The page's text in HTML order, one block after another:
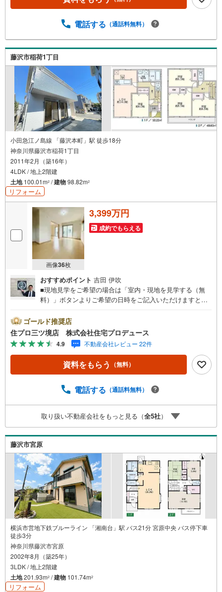
い合わせください。※必ずYahoo！ JAPAN IDでログインし
ません。有効期限は付与日から60日です。ーーーーーーー
市銀行利率/年利 0.95％（変動金利）※上記金利は 2026年8
月時点 のものであり、実際の適用金利は融資実行時のもの
となります。金利情勢により表記の返済額と異なる場合が
あります。ーーーーーーーーーーーーーーーーーーーー
電話する （通話料無料）
藤沢市稲荷1丁目
小田急江ノ島線 「藤沢本町」駅 徒歩18分
神奈川県藤沢市稲荷1丁目
2011年2月（築16年）
4LDK / 地上2階建
土地100.01m2 /建物98.82m2
リフォーム
画像36枚
3,399万円
成約でもらえる
おすすめポイント 吉田 伊吹
■現地見学をご希望の場合は「室内・現地を見学する（無
料）」ボタンよりご希望の日時をご記入いただけますとス
リアに強い！ 住プロは、藤沢市・綾瀬市エリアの不動産売
買専門会社です！最新物件情報や当社限定で販売する物件
情報も多数ございますので、お気軽にお問合せ下さい！ ----
---------- 弊社独自の住宅ローン提案システム 弊社ではファ
イナンシャル専門スタッフによる【丁寧な資金アドバイ
ス】【ファイナンシャルプラン提案書の作成】を随時行っ
ローン残高】【住宅購入者だけが加入できる無料の生命保
多くなる【教育費】住宅を買った後から始まる【住宅ロー
ン返済】65歳以上から必要になる【老後の費用負担】住宅
探しの【このタイミング】で不安な部分を明確にしていき
ませんか？？ --------------
ゴールド推奨店
住プロ三ツ境店 株式会社住宅プロデュース
4.9 不動産会社レビュー 22件
資料をもらう （無料）
電話する （通話料無料）
取り扱い不動産会社をもっと見る（全5社）
藤沢市宮原
横浜市営地下鉄ブルーライン 「湘南台」駅 バス21分 宮原中央 バス停下車
徒歩3分
神奈川県藤沢市宮原
2002年8月（築25年）
3LDK / 地上2階建
土地201.93m2 /建物 101.74m2
リフォーム